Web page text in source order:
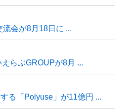
会が8月18日に ...
らぶGROUPが8月 ...
る「Polyuse」が11億円 ...